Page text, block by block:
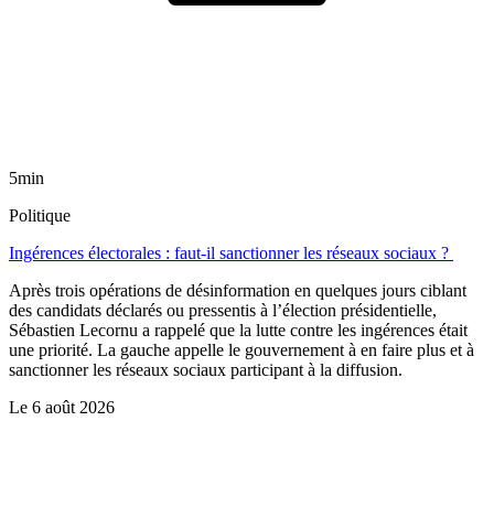
5min
Politique
Ingérences électorales : faut-il sanctionner les réseaux sociaux ?
Après trois opérations de désinformation en quelques jours ciblant
des candidats déclarés ou pressentis à l’élection présidentielle,
Sébastien Lecornu a rappelé que la lutte contre les ingérences était
une priorité. La gauche appelle le gouvernement à en faire plus et à
sanctionner les réseaux sociaux participant à la diffusion.
Le 6 août 2026